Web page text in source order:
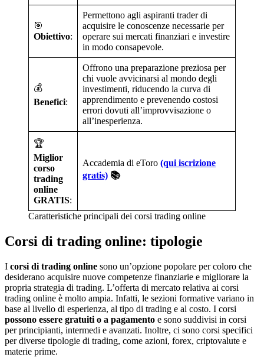
🎯
Obiettivo:
Permettono agli aspiranti trader di
acquisire le conoscenze necessarie per
operare sui mercati finanziari e investire
in modo consapevole.
💰
Benefici:
Offrono una preparazione preziosa per
chi vuole avvicinarsi al mondo degli
investimenti, riducendo la curva di
apprendimento e prevenendo costosi
errori dovuti all’improvvisazione o
all’inesperienza.
🏆
Miglior
corso
trading
online
GRATIS:
Accademia di eToro (qui iscrizione
gratis) 📚
Caratteristiche principali dei corsi trading online
Corsi di trading online: tipologie
I corsi di trading online sono un’opzione popolare per coloro che
desiderano acquisire nuove competenze finanziarie e migliorare la
propria strategia di trading. L’offerta di mercato relativa ai corsi
trading online è molto ampia. Infatti, le sezioni formative variano in
base al livello di esperienza, al tipo di trading e al costo. I corsi
possono essere gratuiti o a pagamento e sono suddivisi in corsi
per principianti, intermedi e avanzati. Inoltre, ci sono corsi specifici
per diverse tipologie di trading, come azioni, forex, criptovalute e
materie prime.